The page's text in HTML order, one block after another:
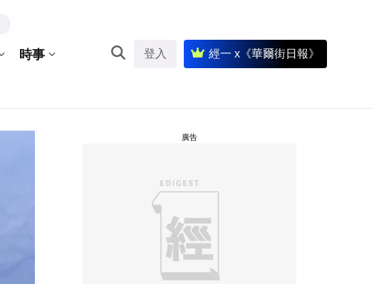
時事 登入 經一 x《華爾街日報》
廣告